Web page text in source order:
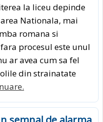
la liceu depinde
Nationala, mai
romana si
procesul este unul
ar avea cum sa fel
din strainatate